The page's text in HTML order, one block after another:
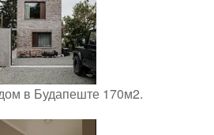
в Будапеште 170м2.